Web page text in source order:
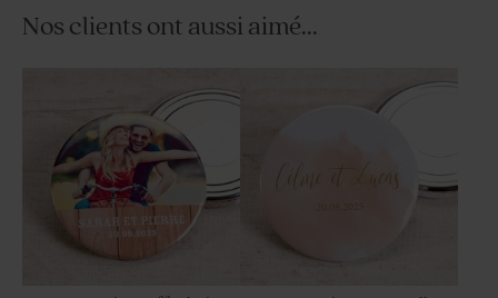
Nos clients ont aussi aimé...